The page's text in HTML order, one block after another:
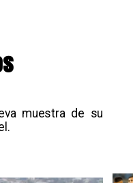
muestra de su